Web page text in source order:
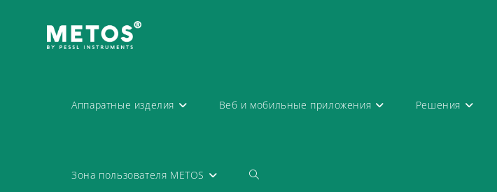
Аппаратные изделия Веб и мобильные приложения Решения
Зона пользователя METOS